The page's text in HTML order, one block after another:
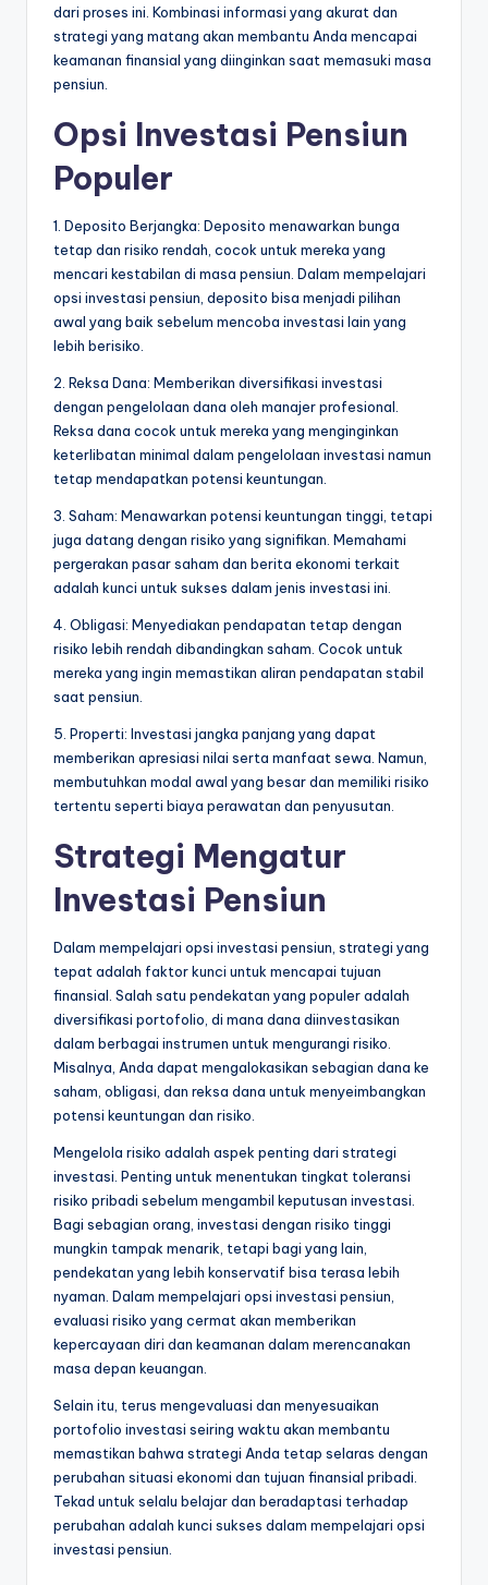
dari proses ini. Kombinasi informasi yang akurat dan
strategi yang matang akan membantu Anda mencapai
keamanan finansial yang diinginkan saat memasuki masa
pensiun.
Opsi Investasi Pensiun
Populer
1. Deposito Berjangka: Deposito menawarkan bunga
tetap dan risiko rendah, cocok untuk mereka yang
mencari kestabilan di masa pensiun. Dalam mempelajari
opsi investasi pensiun, deposito bisa menjadi pilihan
awal yang baik sebelum mencoba investasi lain yang
lebih berisiko.
2. Reksa Dana: Memberikan diversifikasi investasi
dengan pengelolaan dana oleh manajer profesional.
Reksa dana cocok untuk mereka yang menginginkan
keterlibatan minimal dalam pengelolaan investasi namun
tetap mendapatkan potensi keuntungan.
3. Saham: Menawarkan potensi keuntungan tinggi, tetapi
juga datang dengan risiko yang signifikan. Memahami
pergerakan pasar saham dan berita ekonomi terkait
adalah kunci untuk sukses dalam jenis investasi ini.
4. Obligasi: Menyediakan pendapatan tetap dengan
risiko lebih rendah dibandingkan saham. Cocok untuk
mereka yang ingin memastikan aliran pendapatan stabil
saat pensiun.
5. Properti: Investasi jangka panjang yang dapat
memberikan apresiasi nilai serta manfaat sewa. Namun,
membutuhkan modal awal yang besar dan memiliki risiko
tertentu seperti biaya perawatan dan penyusutan.
Strategi Mengatur
Investasi Pensiun
Dalam mempelajari opsi investasi pensiun, strategi yang
tepat adalah faktor kunci untuk mencapai tujuan
finansial. Salah satu pendekatan yang populer adalah
diversifikasi portofolio, di mana dana diinvestasikan
dalam berbagai instrumen untuk mengurangi risiko.
Misalnya, Anda dapat mengalokasikan sebagian dana ke
saham, obligasi, dan reksa dana untuk menyeimbangkan
potensi keuntungan dan risiko.
Mengelola risiko adalah aspek penting dari strategi
investasi. Penting untuk menentukan tingkat toleransi
risiko pribadi sebelum mengambil keputusan investasi.
Bagi sebagian orang, investasi dengan risiko tinggi
mungkin tampak menarik, tetapi bagi yang lain,
pendekatan yang lebih konservatif bisa terasa lebih
nyaman. Dalam mempelajari opsi investasi pensiun,
evaluasi risiko yang cermat akan memberikan
kepercayaan diri dan keamanan dalam merencanakan
masa depan keuangan.
Selain itu, terus mengevaluasi dan menyesuaikan
portofolio investasi seiring waktu akan membantu
memastikan bahwa strategi Anda tetap selaras dengan
perubahan situasi ekonomi dan tujuan finansial pribadi.
Tekad untuk selalu belajar dan beradaptasi terhadap
perubahan adalah kunci sukses dalam mempelajari opsi
investasi pensiun.